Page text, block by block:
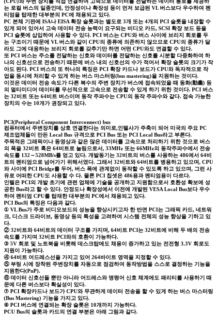
는 로컬 버스의 일종인데, 안정성이나 확장성 등이 먼저 보급된 VL 버스보다 우수하여 펜
티엄을 탑재한 대부분의 PC에 채용되고 있다.
PC 본체 기판에 ISA나 EISA 확장 슬롯과는 별도로 3개 또는 4개의 PCI 슬롯을 내장할 수
있게 되어 있어서 고속 데이터 전송 능력이 요구되는 비디오 카드, SCSI 확장 보드 등을
PCI 슬롯에 삽입하여 사용할 수 있다. PCI 버스는 CPU와 버스 사이에 브리지 회로를 두
는 구조이기 때문에 VL 버스와 같이 CPU의 종류에 의존하지 않으므로 CPU의 종류가 달
라도 그에 대응하는 브리지 회로를 갖추기만 하면 어떤 CPU와도 연결할 수 있다.
또 PCI 버스는 주소를 전달하는 신호와 데이터를 전달하는 신호를 시분할 다중화하여 하
나의 신호선으로 전송하기 때문에 버스 내의 신호선의 수가 적어서 확장 슬롯의 크기가 작
아도 된다. PCI 버스의 또 하나의 특징은 PCI 확장 카드나 보드가 CPU와 독자적으로 작
업을 동시에 처리할 수 있게 하는 버스 마스터링(bus mastering)을 지원하는 것이다.
이것은 데이터 전송 속도가 다른 복수의 주변 장치가 버스에 접속되었을 때 동화(動畵) 등
의 멀티미디어 데이터를 우선적으로 고속으로 전송할 수 있게 하기 위한 것이다. PCI 버스
는 32비트 또는 64비트 버스이며 동작 주파수는 CPU의 동작 주파수와 같다. 접속 가능한
장치의 수는 10개가 권장되고 있다.
PCI(Peripheral Component Interconnect) bus
컴퓨터에서 주변장치를 상호 연결한다는 의미로,인텔사가 주축이 되어 미국의 주요 PC
제조업체들이 만든 Local Bus 규격으로 PCI Bus 또는 PCI Local Bus라고 부른다.
주목적은 그래픽이나 동영상과 같은 많은 데이터를 고속으로 처리하기 위한 것으로 버스
의 폭을 32비트 혹은 64비트로 늘림으로서, 33MHz 또는 66MHz의 동작주파수에서 전송
속도를 132～528MB/s를 얻고 있다. 개발동기는 32비트의 버스를 사용하는 486에서 64비
트의 펜티엄으로 넘어가기 위해서였다. 그래서 32비트와 64비트를 병용하고 있으며, CPU
와 사이에 PCI Bridge를 두어, 버스 폭에 관계없이 동작할 수 있도록 하고 있으며, 그런 사
유로 어떠한 CPU도 사용할 수 다. 물론 PCI 칩셋은 486용과 펜티엄용이 다르다.
인텔은 PCI의 개발 초기에 관련 업체에 기술을 공개하고 지원함으로서 호환성 확보에 성
공한 Bus라고 할 수 있다. 안정도나 확장성에서 이전에 개발된 VESA Local Bus보다 우수
하여 펜티엄 CPU를 탑재한 대부분의 PC에서 채용되고 있다.
PCI Bus의 특징은 다음과 같다.
① VL Bus가 주로 비디오보드의 성능을 향상시키고자 한 반면 PCI는 그래픽 카드, 네트워
크, 디스크 드라이브, 동영상 등의 특성을 고려하여 시스템 전체의 성능 향상을 기하고 있
다.
② 32비트와 64비트의 데이터 구조를 가지며, 64비트 PCI는 32비트에 비해 두 배의 전송
속도를 가지며 32비트 PCI와의 호환이 가능하다.
③ 5V 회로 및 노트북을 비롯해 데스크탑에도 채용이 증가하고 있는 전전형 3.3V 회로도
지원이 가능하다.
④ 64비트 어드레스선을 가지고 있어 264바이트 영역을 지정할 수 있다.
⑤ 부팅 시에 장착된 주변장치를 자동으로 점검하여 동작방법을 스스로 결정하는 기능을
지원한다(PnP).
⑥ 데이터 신호선들 뿐만 아니라 어드레스와 명령어 신호 체계에도 패리티를 사용하기 때
문에 다른 버스보다 확실성이 있다.
⑦ PCI 확장카드나 보드가 CPU와 무관하게 데이터 전송을 할 수 있게 하는 버스 마스터링
(Bus Mastering) 기능을 가지고 있다.
⑧ PCI 버스에 연결되는 확장 슬롯은 10개까지 가능하다.
PCU Bus의 슬롯과 카드의 연결 부분은 아래 그림과 같다.